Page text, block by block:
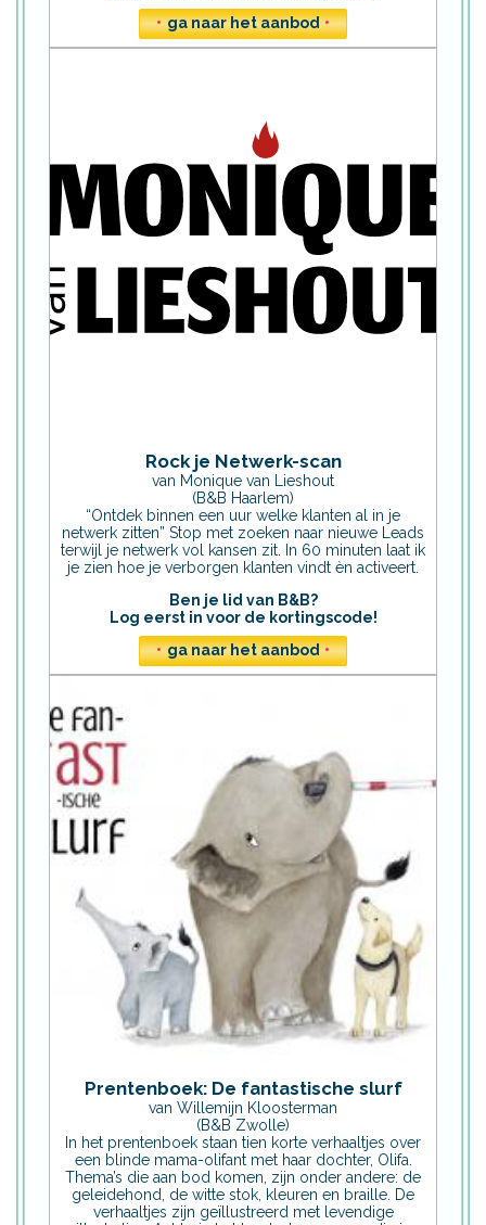
• ga naar het aanbod •
Rock je Netwerk-scan
van Monique van Lieshout
(B&B Haarlem)
“Ontdek binnen een uur welke klanten al in je
netwerk zitten” Stop met zoeken naar nieuwe Leads
terwijl je netwerk vol kansen zit. In 60 minuten laat ik
je zien hoe je verborgen klanten vindt èn activeert.
Ben je lid van B&B?
Log eerst in voor de kortingscode!
• ga naar het aanbod •
Prentenboek: De fantastische slurf
van Willemijn Kloosterman
(B&B Zwolle)
In het prentenboek staan tien korte verhaaltjes over
een blinde mama-olifant met haar dochter, Olifa.
Thema’s die aan bod komen, zijn onder andere: de
geleidehond, de witte stok, kleuren en braille. De
verhaaltjes zijn geïllustreerd met levendige